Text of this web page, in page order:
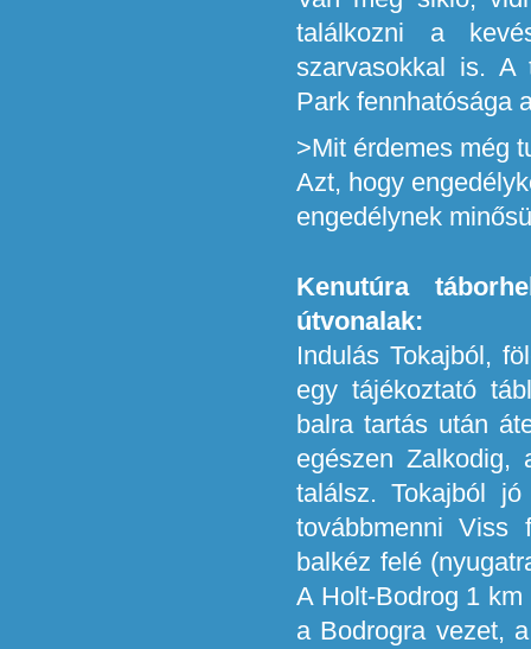
találkozni a
szarvasokkal is. A
Park fennhatósága
>Mit érdemes még
Azt, hogy
engedélynek
Kenutúra
útvonalak:
Indulás Tokajból,
egy tájékoztató
balra tartás után
egészen Zalkodig,
találsz. Tokajból
továbbmenni Viss
balkéz felé
A Holt-Bodrog 1
a Bodrogra vezet,